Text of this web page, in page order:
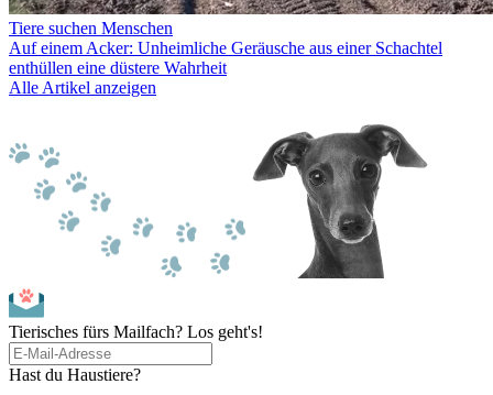
Tiere suchen Menschen
Auf einem Acker: Unheimliche Geräusche aus einer Schachtel
enthüllen eine düstere Wahrheit
Alle Artikel anzeigen
Tierisches fürs Mailfach? Los geht's!
Hast du Haustiere?